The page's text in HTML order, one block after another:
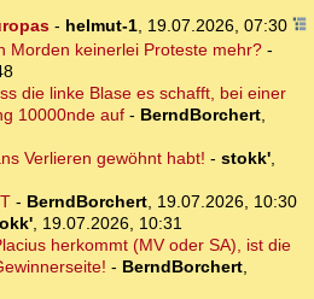
- helmut-1, 19.07.2026, 07:30
Morden keinerlei Proteste mehr?-
die linke Blase es schafft, bei einer
10000nde auf - BerndBorchert,
Verlieren gewöhnt habt! - stokk',
- BerndBorchert, 19.07.2026, 10:30
, 19.07.2026, 10:31
herkommt (MV oder SA), ist die
- BerndBorchert,